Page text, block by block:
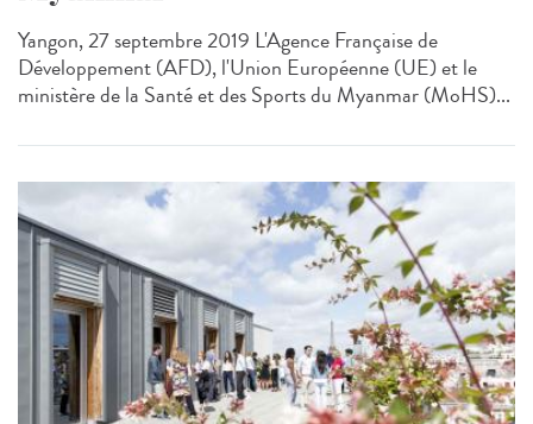
Yangon, 27 septembre 2019 L'Agence Française de
Développement (AFD), l'Union Européenne (UE) et le
ministère de la Santé et des Sports du Myanmar (MoHS)...